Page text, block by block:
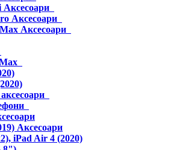
Аксесоари
Аксесоари
Аксесоари
Аксесоари
iPad Air 4 (2020)